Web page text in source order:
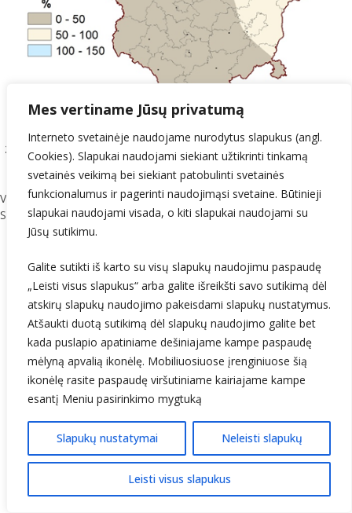
Mes vertiname Jūsų privatumą
Interneto svetainėje naudojame nurodytus slapukus (angl.
Cookies). Slapukai naudojami siekiant užtikrinti tinkamą
svetainės veikimą bei siekiant patobulinti svetainės
funkcionalumus ir pagerinti naudojimąsi svetaine. Būtinieji
slapukai naudojami visada, o kiti slapukai naudojami su
Jūsų sutikimu.
Galite sutikti iš karto su visų slapukų naudojimu paspaudę
„Leisti visus slapukus“ arba galite išreikšti savo sutikimą dėl
atskirų slapukų naudojimo pakeisdami slapukų nustatymus.
Atšaukti duotą sutikimą dėl slapukų naudojimo galite bet
kada puslapio apatiniame dešiniajame kampe paspaudę
mėlyną apvalią ikonėlę. Mobiliuosiuose įrenginiuose šią
ikonėlę rasite paspaudę viršutiniame kairiajame kampe
esantį Meniu pasirinkimo mygtuką
Slapukų nustatymai Neleisti slapukų
Leisti visus slapukus
2 pav . Balandžio mėnesio antrojo dešimtadienio kritulių kiekis (A) ir
nuokrypis nuo SKN (B)
Vidutinis Saulės spindėjimo laikas Lietuvoje buvo 83,5 val. (124%
SKN): nuo 73,8 val. Dūkšte iki 90,5 val. Kaune(3 pav.).